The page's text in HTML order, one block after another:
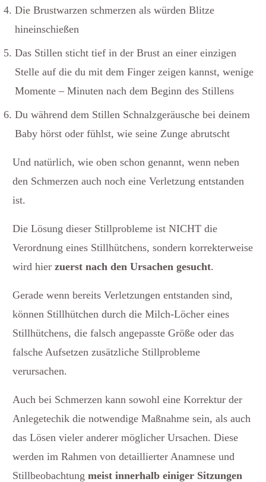
Die Brustwarzen schmerzen als würden Blitze
hineinschießen
Das Stillen sticht tief in der Brust an einer einzigen
Stelle auf die du mit dem Finger zeigen kannst, wenige
Momente – Minuten nach dem Beginn des Stillens
Du während dem Stillen Schnalzgeräusche bei deinem
Baby hörst oder fühlst, wie seine Zunge abrutscht
Und natürlich, wie oben schon genannt, wenn neben
den Schmerzen auch noch eine Verletzung entstanden
ist.
Die Lösung dieser Stillprobleme ist NICHT die
Verordnung eines Stillhütchens, sondern korrekterweise
wird hier zuerst nach den Ursachen gesucht.
Gerade wenn bereits Verletzungen entstanden sind,
können Stillhütchen durch die Milch-Löcher eines
Stillhütchens, die falsch angepasste Größe oder das
falsche Aufsetzen zusätzliche Stillprobleme
verursachen.
Auch bei Schmerzen kann sowohl eine Korrektur der
Anlegetechik die notwendige Maßnahme sein, als auch
das Lösen vieler anderer möglicher Ursachen. Diese
werden im Rahmen von detaillierter Anamnese und
Stillbeobachtung meist innerhalb einiger Sitzungen